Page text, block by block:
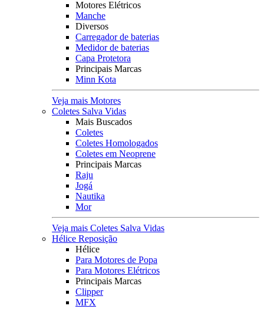
Motores Elétricos
Manche
Diversos
Carregador de baterias
Medidor de baterias
Capa Protetora
Principais Marcas
Minn Kota
Veja mais Motores
Coletes Salva Vidas
Mais Buscados
Coletes
Coletes Homologados
Coletes em Neoprene
Principais Marcas
Raju
Jogá
Nautika
Mor
Veja mais Coletes Salva Vidas
Hélice Reposição
Hélice
Para Motores de Popa
Para Motores Elétricos
Principais Marcas
Clipper
MFX